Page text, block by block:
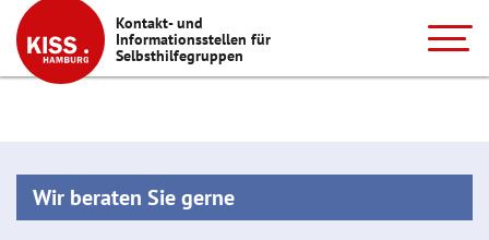
Kontakt- und
Informationsstellen für
Selbsthilfegruppen
Wir beraten Sie gerne